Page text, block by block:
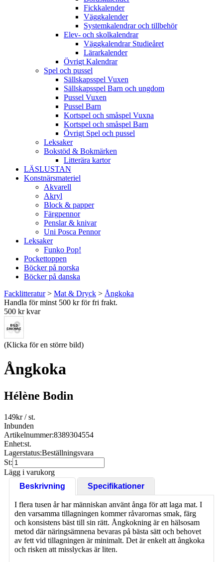
Fickkalender
Väggkalender
Systemkalendrar och tillbehör
Elev- och skolkalendrar
Väggkalendrar Studieåret
Lärarkalender
Övrigt Kalendrar
Spel och pussel
Sällskapsspel Vuxen
Sällskapsspel Barn och ungdom
Pussel Vuxen
Pussel Barn
Kortspel och småspel Vuxna
Kortspel och småspel Barn
Övrigt Spel och pussel
Leksaker
Bokstöd & Bokmärken
Litterära kartor
LÄSLUSTAN
Konstnärsmateriel
Akvarell
Akryl
Block & papper
Färgpennor
Penslar & knivar
Uni Posca Pennor
Leksaker
Funko Pop!
Pockettoppen
Böcker på norska
Böcker på danska
Facklitteratur> Mat & Dryck > Ångkoka
Handla för minst 500 kr för fri frakt.
500 kr kvar
(Klicka för en större bild)
Ångkoka
Hélène Bodin
149kr/ st.
Inbunden
Artikelnummer:8389304554
Enhet:st.
Lagerstatus:Beställningsvara
St:
Lägg i varukorg
Beskrivning
Specifikationer
I flera tusen år har människan använt ånga för att laga mat. I
den varsamma tillagningen kommer råvarornas smak, färg
och konsistens bäst till sin rätt. Ångkokning är en hälsosam
metod där näringsämnena bevaras på bästa sätt och behovet
av fett vid tillagningen är minimalt. Det är enkelt att ångkoka
och risken att misslyckas är liten.